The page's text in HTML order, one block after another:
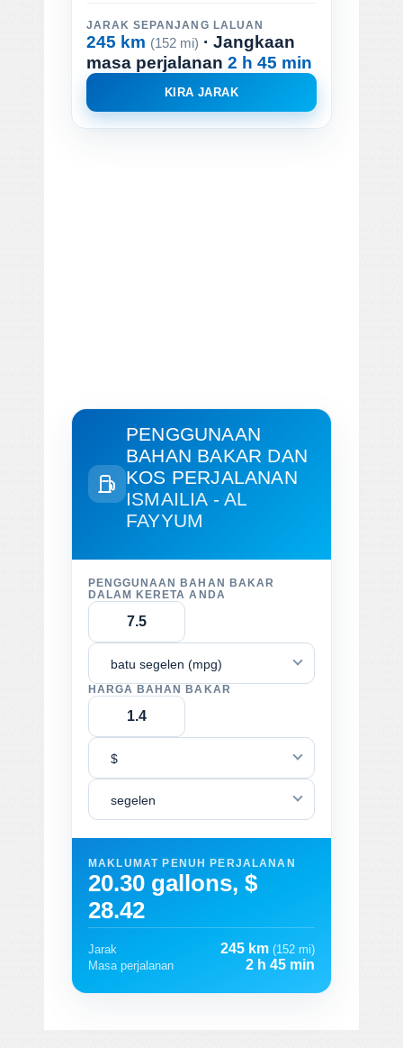
JARAK SEPANJANG LALUAN
245 km (152 mi) · Jangkaan
masa perjalanan 2 h 45 min
KIRA JARAK
PENGGUNAAN
BAHAN BAKAR DAN
KOS PERJALANAN
ISMAILIA - AL
FAYYUM
PENGGUNAAN BAHAN BAKAR
DALAM KERETA ANDA
batu segelen (mpg)
HARGA BAHAN BAKAR
$
segelen
MAKLUMAT PENUH PERJALANAN
20.30 gallons, $
28.42
Jarak 245 km (152 mi)
Masa perjalanan
2 h 45 min